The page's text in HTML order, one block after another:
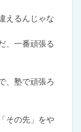
えるんじゃな
、一番頑張る
、塾で頑張ろ
その先」をや